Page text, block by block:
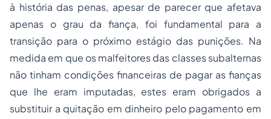
à história das penas, apesar de parecer que afetava
apenas o grau da fiança, foi fundamental para a
transição para o próximo estágio das punições. Na
medida em que os malfeitores das classes subalternas
não tinham condições financeiras de pagar as fianças
que lhe eram imputadas, estes eram obrigados a
substituir a quitação em dinheiro pelo pagamento em